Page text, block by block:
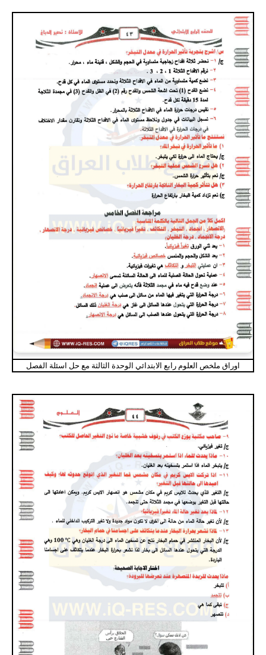
اوراق ملخص العلوم رابع الابتدائي الوحدة الثالثة مع حل اسئلة الفصل